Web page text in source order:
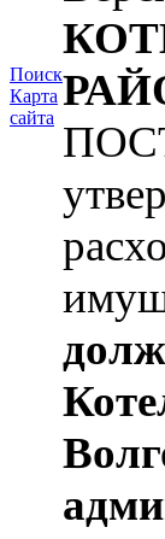
Поиск
Карта
сайта